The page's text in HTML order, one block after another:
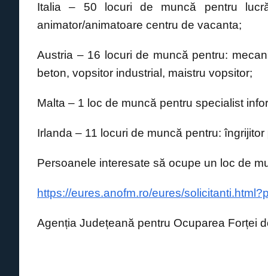
k
Italia – 50 locuri de muncă pentru
animator/animatoare centru de vacanta;
Austria – 16 locuri de muncă pentru:
beton, vopsitor industrial, maistru vopsitor;
Malta – 1 loc de muncă pentru specialist
Irlanda – 11 locuri de muncă pentru:
Persoanele interesate să ocupe un loc de
https://eures.anofm.ro/eures/
Agenția Județeană pentru Ocuparea Forței